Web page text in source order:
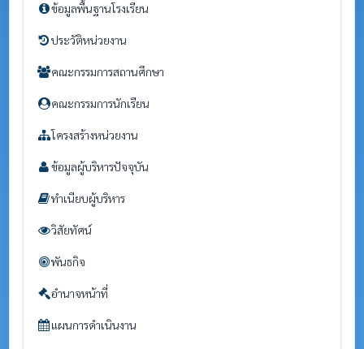
ข้อมูลพื้นฐานโรงเรียน
ประวัติหน่วยงาน
คณะกรรมการสถานศึกษา
คณะกรรมการนักเรียน
โครงสร้างหน่วยงาน
ข้อมูลผู้บริหารปัจจุบัน
ทำเนียบผู้บริหาร
วิสัยทัศน์
พันธกิจ
อำนาจหน้าที่
แผนการดำเนินงาน